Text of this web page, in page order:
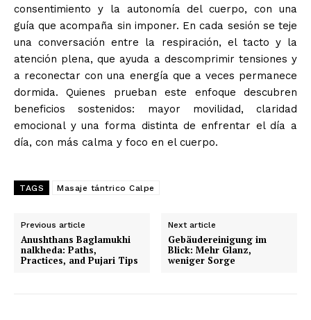
consentimiento y la autonomía del cuerpo, con una
guía que acompaña sin imponer. En cada sesión se teje
una conversación entre la respiración, el tacto y la
atención plena, que ayuda a descomprimir tensiones y
a reconectar con una energía que a veces permanece
dormida. Quienes prueban este enfoque descubren
beneficios sostenidos: mayor movilidad, claridad
emocional y una forma distinta de enfrentar el día a
día, con más calma y foco en el cuerpo.
TAGS Masaje tántrico Calpe
Previous article
Anushthans Baglamukhi
nalkheda: Paths,
Practices, and Pujari Tips
Next article
Gebäudereinigung im
Blick: Mehr Glanz,
weniger Sorge